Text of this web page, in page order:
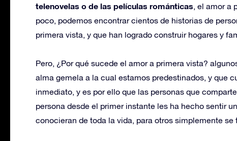
telenovelas o de las películas románticas, el amor a
poco, podemos encontrar cientos de historias de
primera vista, y que han logrado construir hogares y
Pero, ¿Por qué sucede el amor a primera vista?
alma gemela a la cual estamos predestinados, y que
inmediato, y es por ello que las personas que
persona desde el primer instante les ha hecho sentir
conocieran de toda la vida, para otros simplemente se